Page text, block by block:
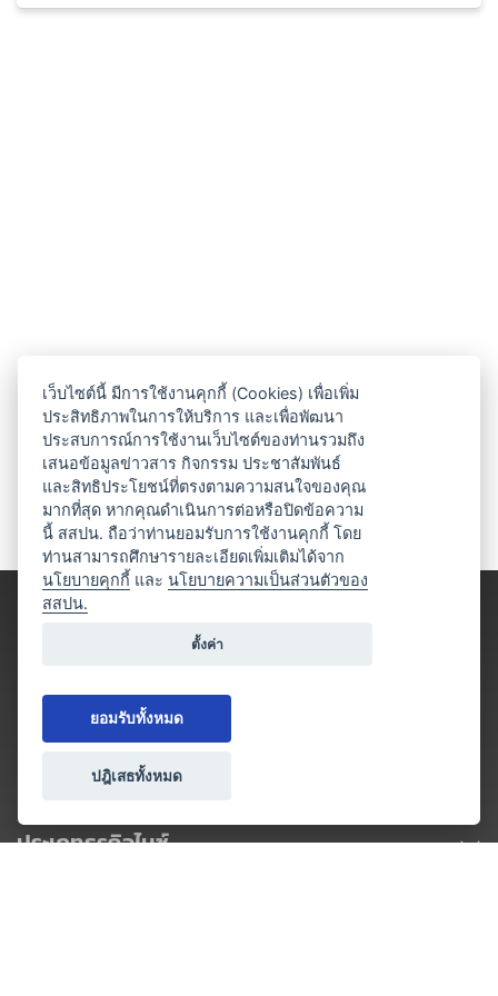
Market
ประเภทธุรกิจไมซ์
เว็บไซต์นี้ มีการใช้งานคุกกี้ (Cookies) เพื่อเพิ่ม
ประสิทธิภาพในการให้บริการ และเพื่อพัฒนา
ประสบการณ์การใช้งานเว็บไซต์ของท่านรวมถึง
เสนอข้อมูลข่าวสาร กิจกรรม ประชาสัมพันธ์
และสิทธิประโยชน์ที่ตรงตามความสนใจของคุณ
มากที่สุด หากคุณดำเนินการต่อหรือปิดข้อความ
นี้ สสปน. ถือว่าท่านยอมรับการใช้งานคุกกี้ โดย
ท่านสามารถศึกษารายละเอียดเพิ่มเติมได้จาก
นโยบายคุกกี้ และนโยบายความเป็นส่วนตัวของ
สสปน.
ตั้งค่า
ยอมรับทั้งหมด
ปฎิเสธทั้งหมด